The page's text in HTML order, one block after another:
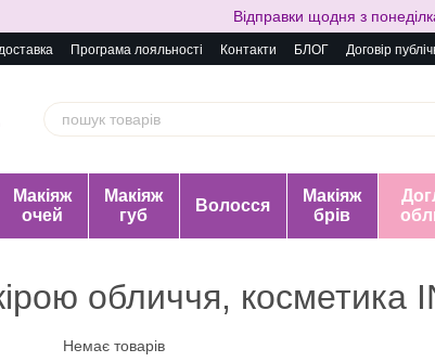
Відправки щодня з
Програма лояльності Контакти БЛОГ Договір
Макіяж
очей
Макіяж
губ
Волосся
Макіяж
брів
обличчя, косметика
Немає товарів